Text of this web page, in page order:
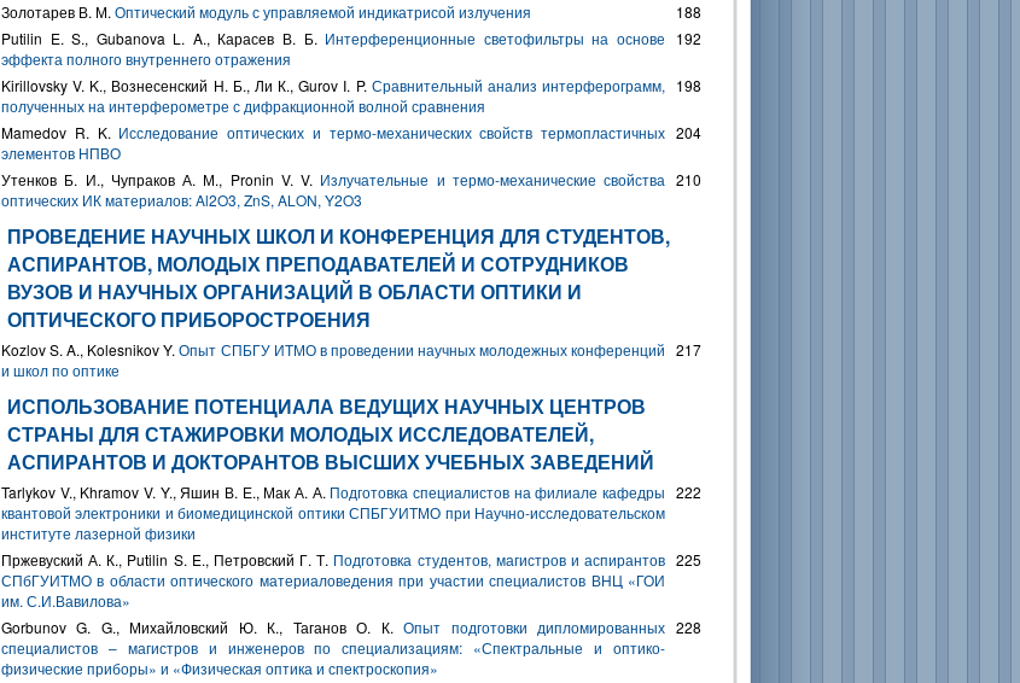
Золотарев В. М. Оптический модуль с управляемой индикатрисой излучения
188
Putilin E. S., Gubanova L. A., Карасев В. Б. Интерференционные светофильтры на основе
эффекта полного внутреннего отражения
192
Kirillovsky V. K., Вознесенский Н. Б., Ли К., Gurov I. P. Сравнительный анализ интерферограмм,
полученных на интерферометре с дифракционной волной сравнения
198
Mamedov R. K. Исследование оптических и термо-механических свойств термопластичных
элементов НПВО
204
Утенков Б. И., Чупраков А. М., Pronin V. V. Излучательные и термо-механические свойства
оптических ИК материалов: Al2O3, ZnS, ALON, Y2O3
210
ПРОВЕДЕНИЕ НАУЧНЫХ ШКОЛ И КОНФЕРЕНЦИЯ ДЛЯ СТУДЕНТОВ,
АСПИРАНТОВ, МОЛОДЫХ ПРЕПОДАВАТЕЛЕЙ И СОТРУДНИКОВ
ВУЗОВ И НАУЧНЫХ ОРГАНИЗАЦИЙ В ОБЛАСТИ ОПТИКИ И
ОПТИЧЕСКОГО ПРИБОРОСТРОЕНИЯ
Kozlov S. A., Kolesnikov Y.Опыт СПБГУ ИТМО в проведении научных молодежных конференций
и школ по оптике
217
ИСПОЛЬЗОВАНИЕ ПОТЕНЦИАЛА ВЕДУЩИХ НАУЧНЫХ ЦЕНТРОВ
СТРАНЫ ДЛЯ СТАЖИРОВКИ МОЛОДЫХ ИССЛЕДОВАТЕЛЕЙ,
АСПИРАНТОВ И ДОКТОРАНТОВ ВЫСШИХ УЧЕБНЫХ ЗАВЕДЕНИЙ
Tarlykov V., Khramov V. Y., Яшин В. Е., Мак А. А. Подготовка специалистов на филиале кафедры
квантовой электроники и биомедицинской оптики СПБГУИТМО при Научно-исследовательском
институте лазерной физики
222
Пржевуский А. К., Putilin S. E., Петровский Г. Т. Подготовка студентов, магистров и аспирантов
СПбГУИТМО в области оптического материаловедения при участии специалистов ВНЦ «ГОИ
им. С.И.Вавилова»
225
Gorbunov G. G., Михайловский Ю. К., Таганов О. К.Опыт подготовки дипломированных
специалистов – магистров и инженеров по специализациям: «Спектральные и оптико-
физические приборы» и «Физическая оптика и спектроскопия»
228